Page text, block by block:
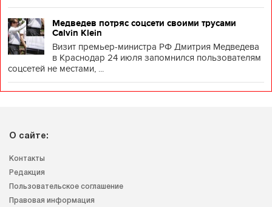
Медведев потряс соцсети своими трусами
Calvin Klein
Визит премьер-министра РФ Дмитрия Медведева
в Краснодар 24 июля запомнился пользователям
соцсетей не местами, ...
О сайте:
Контакты
Редакция
Пользовательское соглашение
Правовая информация